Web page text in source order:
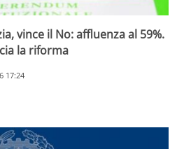
vince il No: affluenza al 59%.
la riforma
17:24